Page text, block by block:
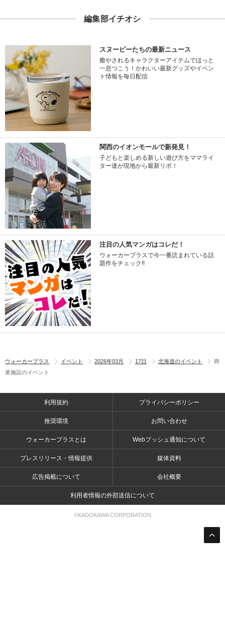
編集部イチオシ
スヌーピーたちの最新ニュース
癒やされるキャラクターアイテムでほっと
一息つこう！かわいい最新グッズやイベン
ト情報を毎日配信
関西のイオンモールで新発見！
子どもと楽しめる新しい遊び方をママライ
ター達が現地から最新リポ！
注目の人気マンガはコレだ！
ウォーカープラスで今一番読まれている話
題作をチェック!!
ウォーカープラス イベント 2026年03月 17日 北海道のイベント
商
業施設のイベント
利用規約 プライバシーポリシー
推奨環境 お問い合わせ
ウォーカープラスとは Webプッシュ通知について
プレスリリース・情報提供 媒体資料
広告掲載について 会社概要
利用者情報の外部送信について
©KADOKAWA CORPORATION